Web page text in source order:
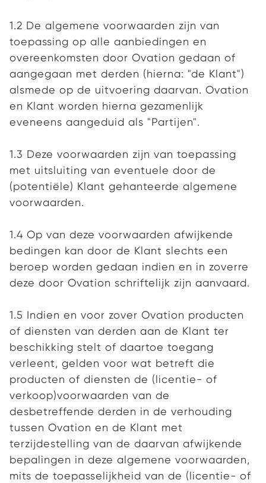
1.2 De algemene voorwaarden zijn van
toepassing op alle aanbiedingen en
overeenkomsten door Ovation gedaan of
aangegaan met derden (hierna: "de Klant")
alsmede op de uitvoering daarvan. Ovation
en Klant worden hierna gezamenlijk
eveneens aangeduid als "Partijen".
1.3 Deze voorwaarden zijn van toepassing
met uitsluiting van eventuele door de
(potentiële) Klant gehanteerde algemene
voorwaarden.
1.4 Op van deze voorwaarden afwijkende
bedingen kan door de Klant slechts een
beroep worden gedaan indien en in zoverre
deze door Ovation schriftelijk zijn aanvaard.
1.5 Indien en voor zover Ovation producten
of diensten van derden aan de Klant ter
beschikking stelt of daartoe toegang
verleent, gelden voor wat betreft die
producten of diensten de (licentie- of
verkoop)voorwaarden van de
desbetreffende derden in de verhouding
tussen Ovation en de Klant met
terzijdestelling van de daarvan afwijkende
bepalingen in deze algemene voorwaarden,
mits de toepasselijkheid van de (licentie- of